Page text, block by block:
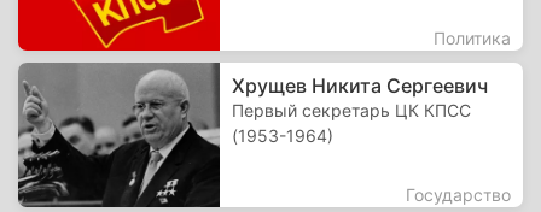
Политика
Хрущев Никита Сергеевич
Первый секретарь ЦК КПСС
(1953-1964)
Государство